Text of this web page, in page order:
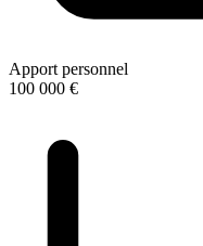
Apport personnel
100 000 €